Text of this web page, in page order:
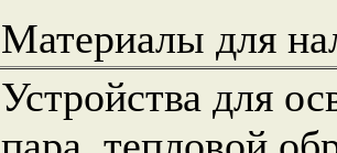
Материалы для
Устройства для